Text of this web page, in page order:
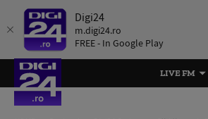
Digi24
m.digi24.ro
FREE - In Google Play
LIVE FM